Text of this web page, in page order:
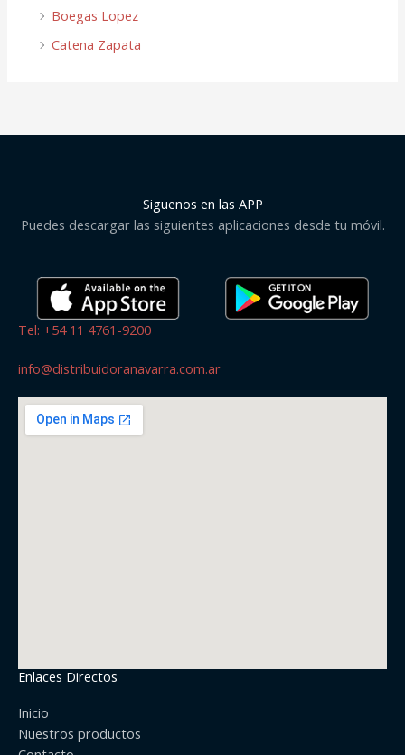
Boegas Lopez
Catena Zapata
Siguenos en las APP
Puedes descargar las siguientes aplicaciones desde tu móvil.
Tel: +54 11 4761-9200
info@distribuidoranavarra.com.ar
Enlaces Directos
Inicio
Nuestros productos